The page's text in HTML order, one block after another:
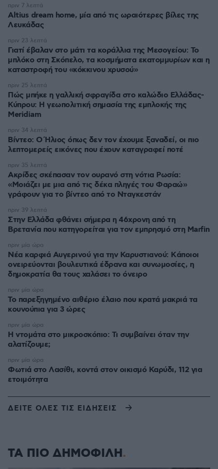
Altius dream home, μία από τις ωραιότερες βίλες της
Λευκάδας
πριν 7 λεπτά
Γιατί έβαλαν στο μάτι τα κοράλλια της Μεσογείου: Το
μπλόκο στη Σκόπελο, τα κοσμήματα εκατομμυρίων και η
καταστροφή του «κόκκινου χρυσού»
πριν 23 λεπτά
Πώς μπήκε η γαλλική σφραγίδα στο καλώδιο Ελλάδας-
Κύπρου: Η γεωπολιτική σημασία της εμπλοκής της
Meridiam
πριν 25 λεπτά
Βίντεο: Ο Ήλιος όπως δεν τον έχουμε ξαναδεί, οι πιο
λεπτομερείς εικόνες που έχουν καταγραφεί ποτέ
πριν 34 λεπτά
Ακρίδες σκέπασαν τον ουρανό στη νότια Ρωσία:
«Μοιάζει με μια από τις δέκα πληγές του Φαραώ»
γράφουν για το βίντεο από το Νταγκεστάν
πριν 35 λεπτά
Στην Ελλάδα φθάνει σήμερα η 46χρονη από τη
Βρετανία που κατηγορείται για τον εμπρησμό στη Marfin
πριν 39 λεπτά
Νέα καρφιά Αυγερινού για την Καρυστιανού: Kάποιοι
ονειρεύονται βουλευτικά έδρανα και συνωμοσίες, η
δημοκρατία θα τους χαλάσει το όνειρο
πριν μία ώρα
Το παρεξηγημένο αιθέριο έλαιο που κρατά μακριά τα
κουνούπια για 3 ώρες
πριν μία ώρα
Η ντομάτα στο μικροσκόπιο: Τι συμβαίνει όταν την
αλατίζουμε;
πριν μία ώρα
Φωτιά στο Λασίθι, κοντά στον οικισμό Καρύδι, 112 για
ετοιμότητα
πριν μία ώρα
ΔΕΙΤΕ ΟΛΕΣ ΤΙΣ ΕΙΔΗΣΕΙΣ
ΤΑ ΠΙΟ ΔΗΜΟΦΙΛΗ